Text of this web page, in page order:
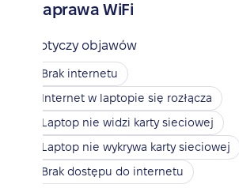
Naprawa WiFi
Dotyczy objawów
Brak internetu
Internet w laptopie się rozłącza
Laptop nie widzi karty sieciowej
Laptop nie wykrywa karty sieciowej
Brak dostępu do internetu